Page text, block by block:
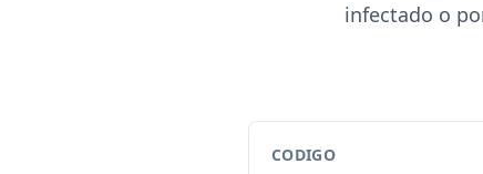
infectado o
CODIGO